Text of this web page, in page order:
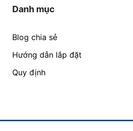
Danh mục
Blog chia sẻ
Hướng dẫn lắp đặt
Quy định